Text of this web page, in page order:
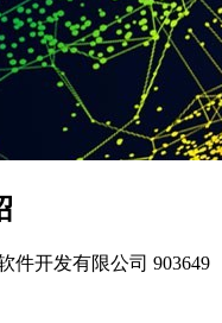
件开发有限公司 903649